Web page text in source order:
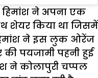
ने अपना एक
शेयर किया था जिसमें
ने इस लुक ओरेंज
पयजामी पहनी हुई
ने कोलापुरी चप्पल